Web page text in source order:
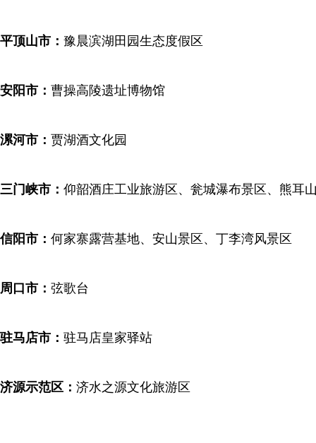
平顶山市： 豫晨滨湖田园生态度假区
安阳市： 曹操高陵遗址博物馆
漯河市： 贾湖酒文化园
三门峡市： 仰韶酒庄工业旅游区、瓮城瀑布景区、熊耳
信阳市： 何家寨露营基地、安山景区、丁李湾风景区
周口市： 弦歌台
驻马店市： 驻马店皇家驿站
济源示范区： 济水之源文化旅游区